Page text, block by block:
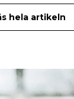
hela artikeln